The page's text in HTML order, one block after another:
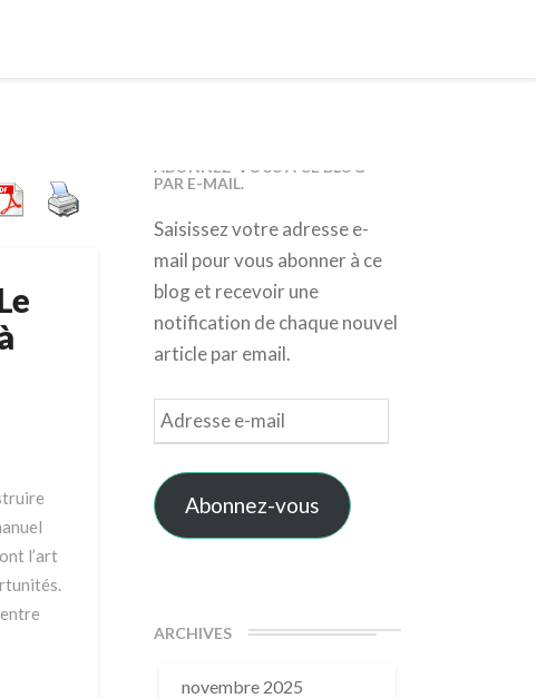
l’art
ABONNEZ-VOUS À CE BLOG
PAR E-MAIL.
Saisissez votre adresse e-
mail pour vous abonner à ce
blog et recevoir une
notification de chaque nouvel
article par email.
Adresse
e-
mail
Abonnez-vous
ARCHIVES
novembre 2025